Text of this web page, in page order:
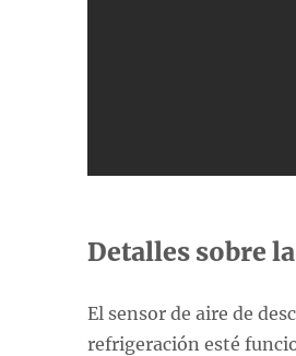
Detalles sobre
El sensor de aire de
refrigeración esté